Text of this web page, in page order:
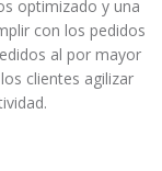
optimizado y una
con los pedidos
al por mayor
clientes agilizar